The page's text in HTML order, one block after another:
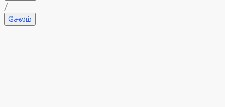
/
சேலம்